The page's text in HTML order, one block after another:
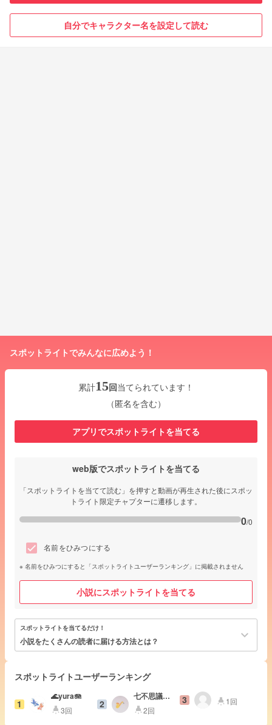
自分でキャラクター名を設定して読む
スポットライトでみんなに広めよう！
累計15回当てられています！
（匿名を含む）
アプリでスポットライトを当てる
web版でスポットライトを当てる
「スポットライトを当てて読む」を押すと動画が再生された後にスポッ
トライト限定チャプターに遷移します。
0/0
名前をひみつにする
名前をひみつにすると「スポットライトユーザーランキング」に掲載されません
小説にスポットライトを当てる
スポットライトを当てるだけ！
小説をたくさんの読者に届ける方法とは？ keyboard_arrow_down
スポットライトユーザーランキング
1
🌊yura🪼
highlight3回 2
七不思議零
番目！
highlight2回
3 highlight 1回